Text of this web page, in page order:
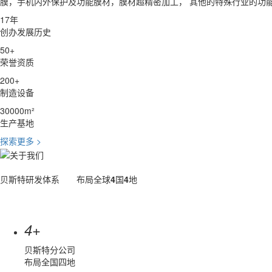
17年
创办发展历史
50+
荣誉资质
200+
制造设备
30000m²
生产基地
探索更多 >
贝斯特研发体系 布局全球4国4地
4+
贝斯特分公司
布局全国四地